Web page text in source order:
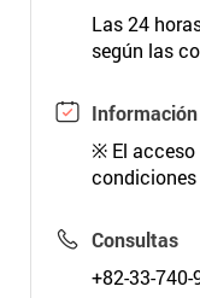
Las 24
según las
※ El acceso
Consultas
+82-33-740-